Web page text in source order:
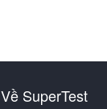
Về SuperTest